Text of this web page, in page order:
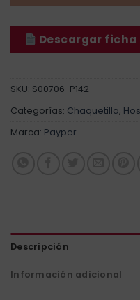
Descargar ficha
SKU: S00706-P142
Categorías: Chaquetilla,
Marca: Payper
Descripción
Información adicional